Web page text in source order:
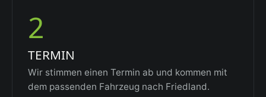
2
TERMIN
Wir stimmen einen Termin ab und kommen mit
dem passenden Fahrzeug nach Friedland.